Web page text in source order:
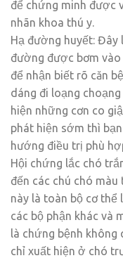
để chứng minh được
nhãn khoa thú y.
Hạ đường huyết:
đường được bơm
để nhận biết rõ căn
dáng đi loạng
hiện những cơn co
phát hiện sớm thì
hướng điều trị phù
Hội chứng lắc chó
đến các chú chó
này là toàn bộ cơ
các bộ phận khác và
là chứng bệnh không
chỉ xuất hiện ở chó